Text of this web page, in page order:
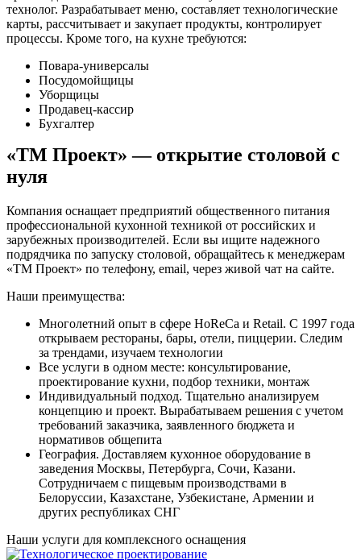
технолог. Разрабатывает меню, составляет технологические
карты, рассчитывает и закупает продукты, контролирует
процессы. Кроме того, на кухне требуются:
Повара-универсалы
Посудомойщицы
Уборщицы
Продавец-кассир
Бухгалтер
«ТМ Проект» — открытие столовой с
нуля
Компания оснащает предприятий общественного питания
профессиональной кухонной техникой от российских и
зарубежных производителей. Если вы ищите надежного
подрядчика по запуску столовой, обращайтесь к менеджерам
«ТМ Проект» по телефону, email, через живой чат на сайте.
Наши преимущества:
Многолетний опыт в сфере HoReCa и Retail. C 1997 года
открываем рестораны, бары, отели, пиццерии. Следим
за трендами, изучаем технологии
Все услуги в одном месте: консультирование,
проектирование кухни, подбор техники, монтаж
Индивидуальный подход. Тщательно анализируем
концепцию и проект. Вырабатываем решения с учетом
требований заказчика, заявленного бюджета и
нормативов общепита
География. Доставляем кухонное оборудование в
заведения Москвы, Петербурга, Сочи, Казани.
Сотрудничаем с пищевым производствами в
Белоруссии, Казахстане, Узбекистане, Армении и
других республиках СНГ
Наши услуги для комплексного оснащения